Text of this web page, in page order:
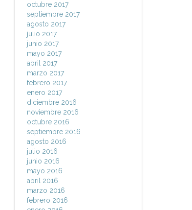
octubre 2017
septiembre 2017
agosto 2017
julio 2017
junio 2017
mayo 2017
abril 2017
marzo 2017
febrero 2017
enero 2017
diciembre 2016
noviembre 2016
octubre 2016
septiembre 2016
agosto 2016
julio 2016
junio 2016
mayo 2016
abril 2016
marzo 2016
febrero 2016